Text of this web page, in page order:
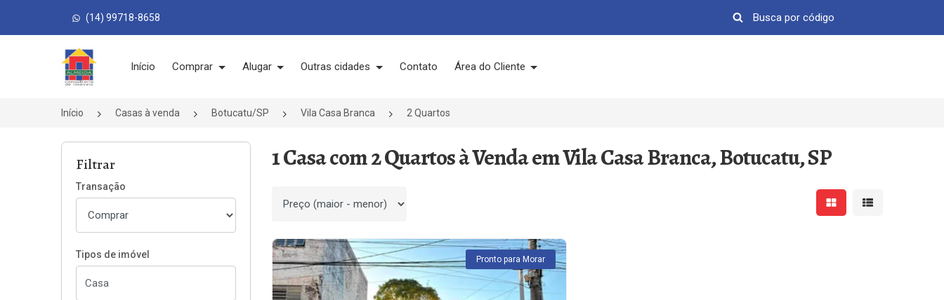
(14) 99718-8658
Página inicial
Início Comprar Alugar Outras cidades Contato Área do Cliente
Início Casas à venda Botucatu/SP Vila Casa Branca 2 Quartos
Filtrar
Transação
Tipos de imóvel
1 Casa com 2 Quartos à Venda em Vila Casa Branca, Botucatu, SP
Ordenar por Mostrar resultados em
Mostrar
Pronto para Morar